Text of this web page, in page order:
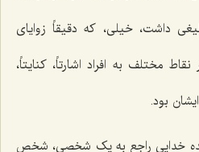
داشت، خیلی، که دقیقاً زوایای
مختلف به افراد اشارتاً، کنایتاً،
بود.
خدایی راجع به یک شخصی، شخص